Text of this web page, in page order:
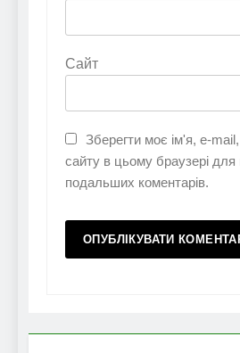
Сайт
Зберегти моє ім'я, e-
сайту в цьому браузері для
подальших коментарів.